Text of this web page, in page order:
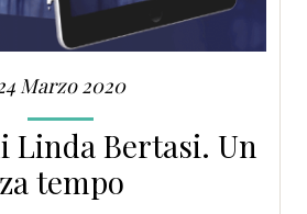
Marzo 2020
Bertasi. Un
tempo